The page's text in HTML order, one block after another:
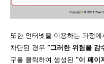
또한 인터넷을 이용하는 과정
차단된 경우 "그러한 위험을 감
구를 클릭하여 생성된 "이 페이